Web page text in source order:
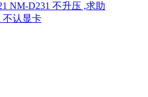
NM-D231 不升压 ,求助
不认显卡